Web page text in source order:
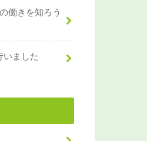
働きを知ろう
いました